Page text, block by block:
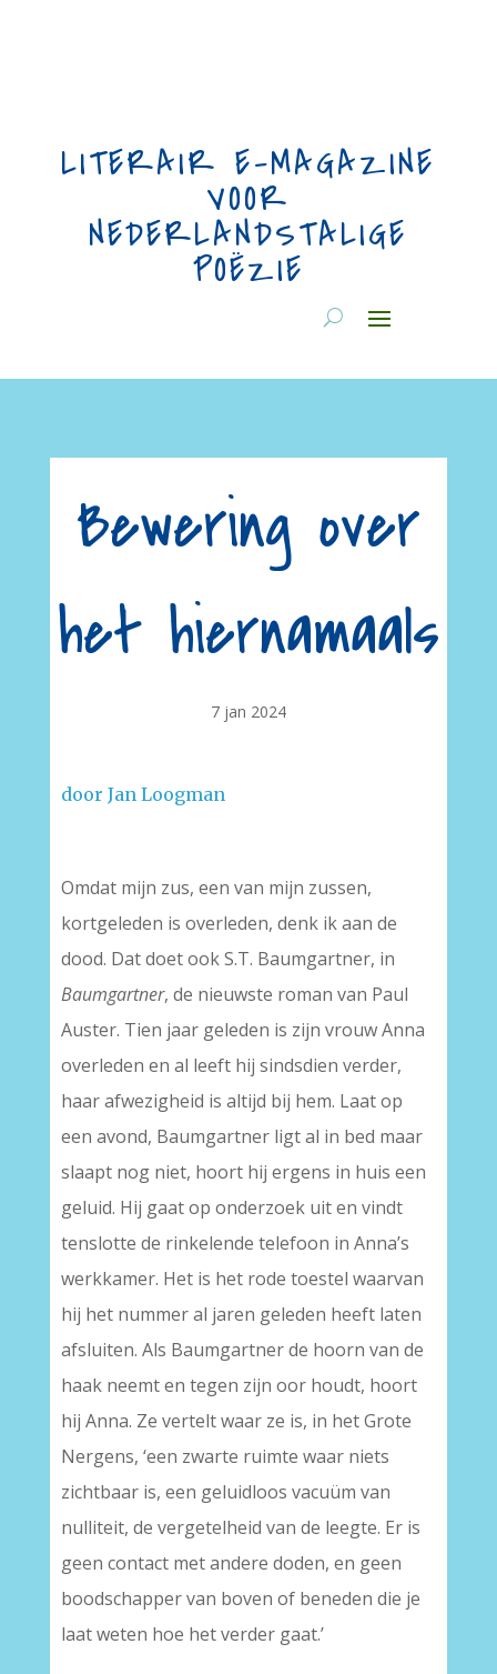
LITERAIR E-MAGAZINE
VOOR
NEDERLANDSTALIGE
POËZIE
Bewering over
het hiernamaals
7 jan 2024
door Jan Loogman
Omdat mijn zus, een van mijn zussen,
kortgeleden is overleden, denk ik aan de
dood. Dat doet ook S.T. Baumgartner, in
Baumgartner, de nieuwste roman van Paul
Auster. Tien jaar geleden is zijn vrouw Anna
overleden en al leeft hij sindsdien verder,
haar afwezigheid is altijd bij hem. Laat op
een avond, Baumgartner ligt al in bed maar
slaapt nog niet, hoort hij ergens in huis een
geluid. Hij gaat op onderzoek uit en vindt
tenslotte de rinkelende telefoon in Anna’s
werkkamer. Het is het rode toestel waarvan
hij het nummer al jaren geleden heeft laten
afsluiten. Als Baumgartner de hoorn van de
haak neemt en tegen zijn oor houdt, hoort
hij Anna. Ze vertelt waar ze is, in het Grote
Nergens, ‘een zwarte ruimte waar niets
zichtbaar is, een geluidloos vacuüm van
nulliteit, de vergetelheid van de leegte. Er is
geen contact met andere doden, en geen
boodschapper van boven of beneden die je
laat weten hoe het verder gaat.’